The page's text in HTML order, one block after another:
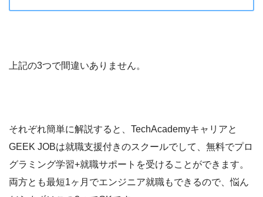
上記の3つで間違いありません。
それぞれ簡単に解説すると、TechAcademyキャリアと
GEEK JOBは就職支援付きのスクールでして、無料でプロ
グラミング学習+就職サポートを受けることができます。
両方とも最短1ヶ月でエンジニア就職もできるので、悩ん